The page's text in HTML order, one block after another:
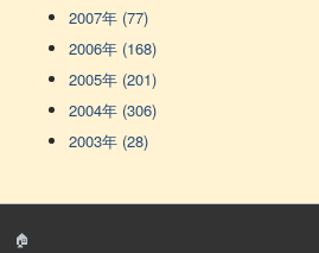
2007年 (77)
2006年 (168)
2005年 (201)
2004年 (306)
2003年 (28)
🏠